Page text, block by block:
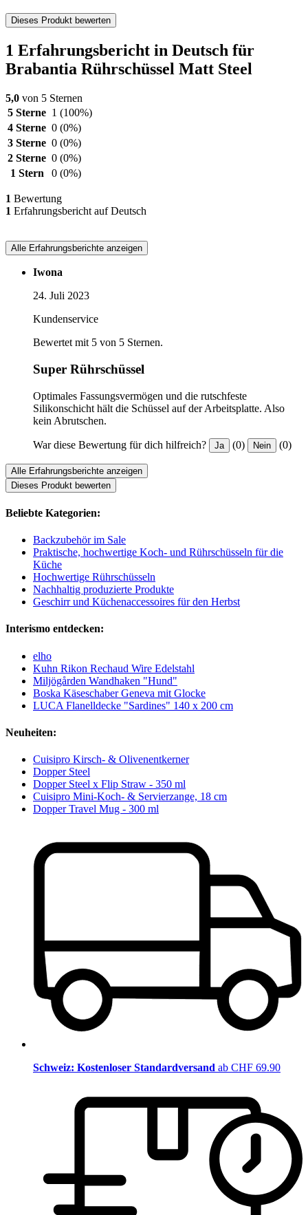
Dieses Produkt bewerten
1 Erfahrungsbericht in Deutsch für
Brabantia Rührschüssel Matt Steel
5,0 von 5 Sternen
5 Sterne 1 (100%)
4 Sterne 0 (0%)
3 Sterne 0 (0%)
2 Sterne 0 (0%)
1 Stern
0 (0%)
1 Bewertung
1 Erfahrungsbericht auf Deutsch
Alle Erfahrungsberichte anzeigen
Iwona
24. Juli 2023
Kundenservice
Bewertet mit 5 von 5 Sternen.
Super Rührschüssel
Optimales Fassungsvermögen und die rutschfeste
Silikonschicht hält die Schüssel auf der Arbeitsplatte. Also
kein Abrutschen.
War diese Bewertung für dich hilfreich? Ja (0) Nein (0)
Alle Erfahrungsberichte anzeigen
Dieses Produkt bewerten
Beliebte Kategorien:
Backzubehör im Sale
Praktische, hochwertige Koch- und Rührschüsseln für die
Küche
Hochwertige Rührschüsseln
Nachhaltig produzierte Produkte
Geschirr und Küchenaccessoires für den Herbst
Interismo entdecken:
elho
Kuhn Rikon Rechaud Wire Edelstahl
Miljögården Wandhaken "Hund"
Boska Käseschaber Geneva mit Glocke
LUCA Flanelldecke "Sardines" 140 x 200 cm
Neuheiten:
Cuisipro Kirsch- & Olivenentkerner
Dopper Steel
Dopper Steel x Flip Straw - 350 ml
Cuisipro Mini-Koch- & Servierzange, 18 cm
Dopper Travel Mug - 300 ml
Schweiz: Kostenloser Standardversand ab CHF 69.90